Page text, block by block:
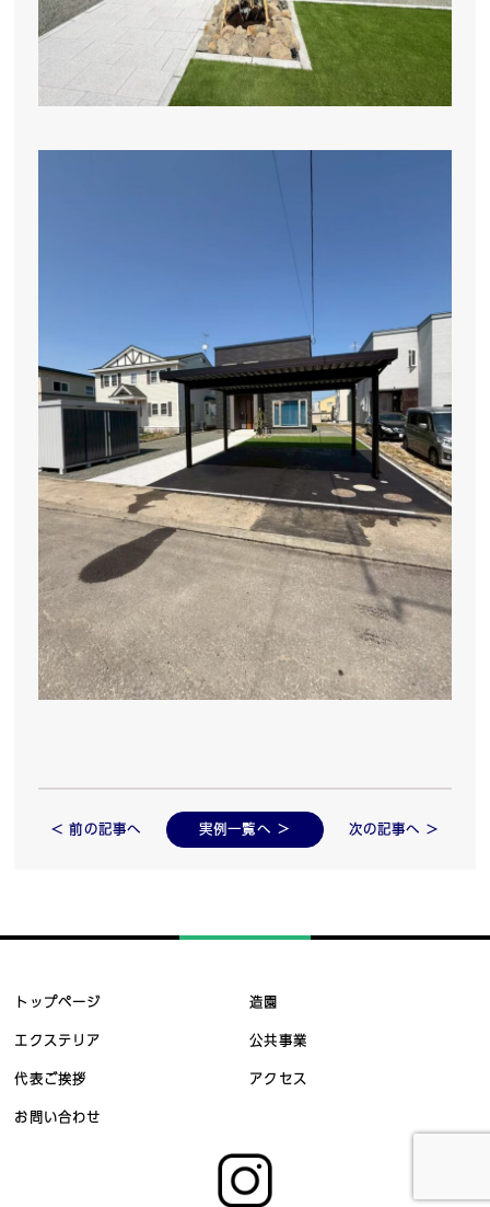
< 前の記事へ 実例一覧へ ＞ 次の記事へ >
トップページ
造園
エクステリア
公共事業
代表ご挨拶
アクセス
お問い合わせ